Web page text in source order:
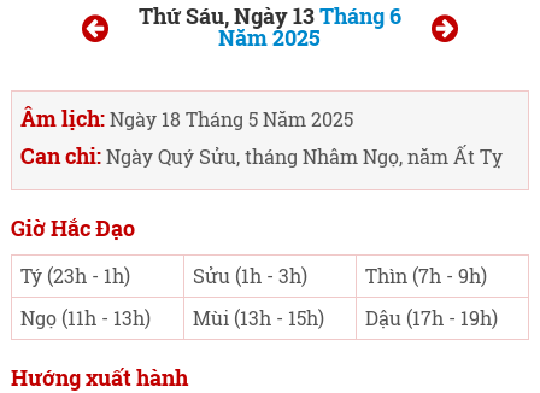
Thứ Sáu, Ngày 13Tháng 6
Năm 2025
Âm lịch:Ngày 18 Tháng 5 Năm 2025
Can chi:Ngày Quý Sửu, tháng Nhâm Ngọ, năm Ất Tỵ
Giờ Hắc Đạo
Tý (23h - 1h) Sửu (1h - 3h)
Thìn (7h - 9h)
Ngọ (11h - 13h)
Mùi (13h - 15h) Dậu (17h - 19h)
Hướng xuất hành